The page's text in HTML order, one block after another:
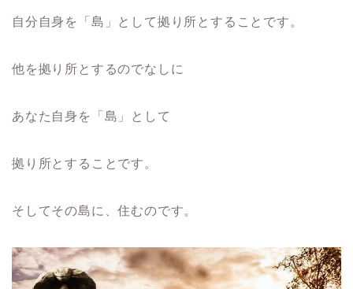
自分自身を「島」として拠り所とすることです。
他を拠り所とするのでなしに
あなた自身を「島」として
拠り所とすることです。
そしてその島に、住むのです。